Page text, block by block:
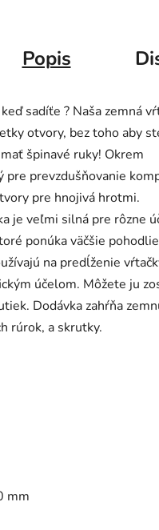
Popis
sadíťe ? Naša zemná
otvory, bez toho aby
špinavé ruky! Okrem
prevzdušňovanie
pre hnojivá hrotmi.
je veľmi silná pre rôzne
ponúka väčšie
na predĺženie
účelom. Môžete ju
Dodávka zahŕňa
rúrok, a skrutky.
mm